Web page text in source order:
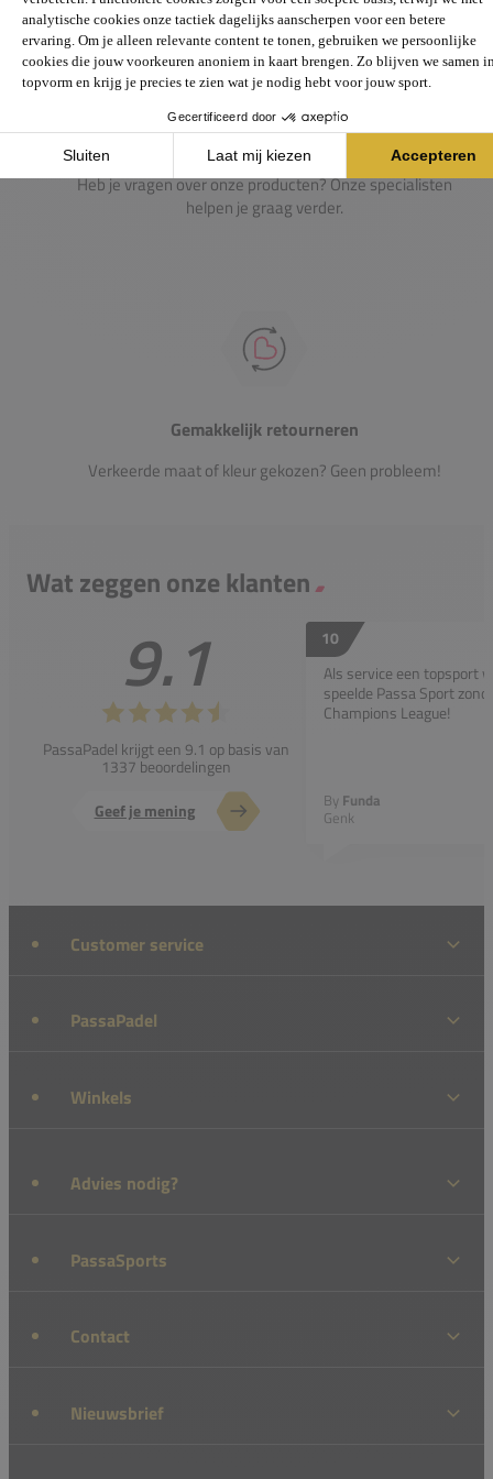
Passie voor de sport
Heb je vragen over onze producten? Onze specialisten
helpen je graag verder.
Gemakkelijk retourneren
Verkeerde maat of kleur gekozen? Geen probleem!
Wat zeggen onze klanten
9.1
PassaPadel krijgt een 9.1 op basis van
1337 beoordelingen
Geef je mening
10
Als service een topsport
speelde Passa Sport
Champions League!
By Funda
Genk
Customer service
PassaPadel
Winkels
Advies nodig?
PassaSports
Contact
Nieuwsbrief